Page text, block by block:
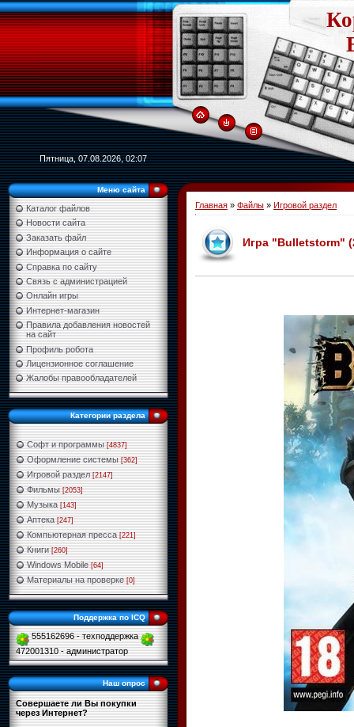
Пятница, 07.08.2026, 02:07
Меню сайта
Каталог файлов
Новости сайта
Заказать файл
Информация о сайте
Справка по сайту
Связь с администрацией
Онлайн игры
Интернет-магазин
Правила добавления новостей
на сайт
Профиль робота
Лицензионное соглашение
Жалобы правообладателей
Категории раздела
Софт и программы [4837]
Оформление системы [362]
Игровой раздел [2147]
Фильмы [2053]
Музыка [143]
Аптека [247]
Компьютерная пресса [221]
Книги [260]
Windows Mobile [64]
Материалы на проверке [0]
Поддержка по ICQ
555162696 - техподдержка
472001310 - администратор
Наш опрос
Совершаете ли Вы покупки
через Интернет?
Главная » Файлы » Игровой раздел
Игра "Bulletstorm"